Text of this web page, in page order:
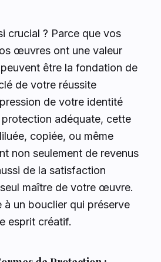
crucial ? Parce que vos
œuvres ont une valeur
être la fondation de
de votre réussite
de votre identité
protection adéquate, cette
copiée, ou même
non seulement de revenus
de la satisfaction
maître de votre œuvre.
à un bouclier qui préserve
esprit créatif.